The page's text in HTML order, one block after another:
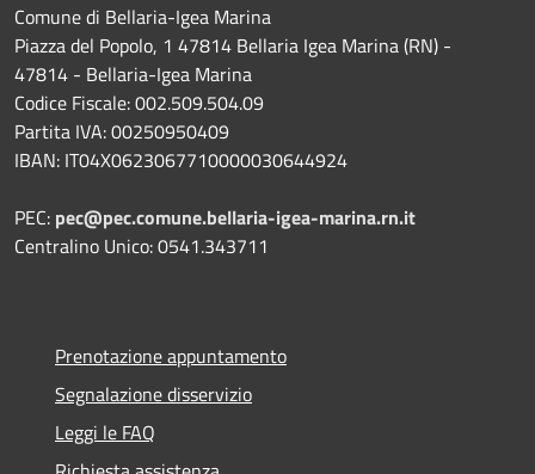
Comune di Bellaria-Igea Marina
Piazza del Popolo, 1 47814 Bellaria Igea Marina (RN) -
47814 - Bellaria-Igea Marina
Codice Fiscale: 002.509.504.09
Partita IVA: 00250950409
IBAN: IT04X0623067710000030644924
PEC: pec@pec.comune.bellaria-igea-marina.rn.it
Centralino Unico: 0541.343711
Prenotazione appuntamento
Segnalazione disservizio
Leggi le FAQ